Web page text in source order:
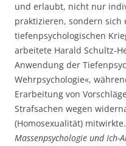
und erlaubt, nicht nur
praktizieren, sondern sich
tiefenpsychologischen
arbeitete Harald Schultz-
Anwendung der
Wehrpsychologie«,
Erarbeitung von
Strafsachen wegen
(Homosexualität)
Massenpsychologie und Ich-